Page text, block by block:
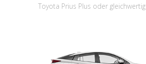
Toyota Prius Plus oder gleichwertig